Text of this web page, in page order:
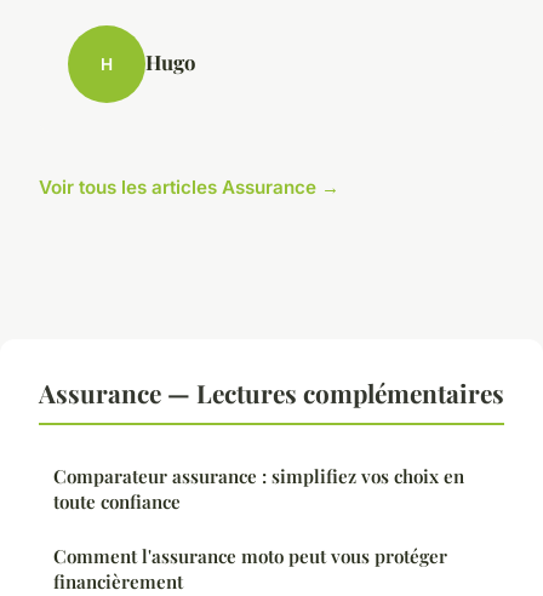
H Hugo
Voir tous les articles Assurance →
Assurance — Lectures complémentaires
Comparateur assurance : simplifiez vos choix en
toute confiance
Comment l'assurance moto peut vous protéger
financièrement